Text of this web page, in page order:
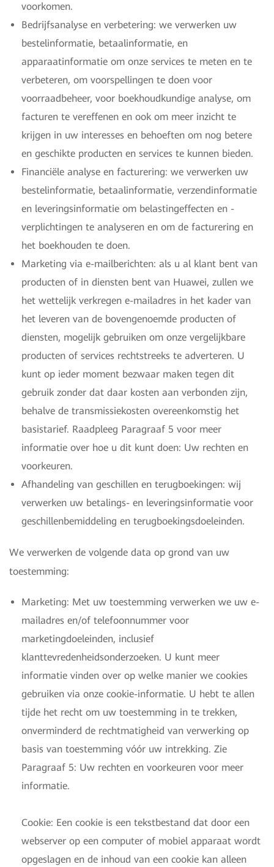
voorkomen.
Bedrijfsanalyse en verbetering: we verwerken uw
bestelinformatie, betaalinformatie, en
apparaatinformatie om onze services te meten en te
verbeteren, om voorspellingen te doen voor
voorraadbeheer, voor boekhoudkundige analyse, om
facturen te vereffenen en ook om meer inzicht te
krijgen in uw interesses en behoeften om nog betere
en geschikte producten en services te kunnen bieden.
Financiële analyse en facturering: we verwerken uw
bestelinformatie, betaalinformatie, verzendinformatie
en leveringsinformatie om belastingeffecten en -
verplichtingen te analyseren en om de facturering en
het boekhouden te doen.
Marketing via e-mailberichten: als u al klant bent van
producten of in diensten bent van Huawei, zullen we
het wettelijk verkregen e-mailadres in het kader van
het leveren van de bovengenoemde producten of
diensten, mogelijk gebruiken om onze vergelijkbare
producten of services rechtstreeks te adverteren. U
kunt op ieder moment bezwaar maken tegen dit
gebruik zonder dat daar kosten aan verbonden zijn,
behalve de transmissiekosten overeenkomstig het
basistarief. Raadpleeg Paragraaf 5 voor meer
informatie over hoe u dit kunt doen: Uw rechten en
voorkeuren.
Afhandeling van geschillen en terugboekingen: wij
verwerken uw betalings- en leveringsinformatie voor
geschillenbemiddeling en terugboekingsdoeleinden.
We verwerken de volgende data op grond van uw
toestemming:
Marketing: Met uw toestemming verwerken we uw e-
mailadres en/of telefoonnummer voor
marketingdoeleinden, inclusief
klanttevredenheidsonderzoeken. U kunt meer
informatie vinden over op welke manier we cookies
gebruiken via onze cookie-informatie. U hebt te allen
tijde het recht om uw toestemming in te trekken,
onverminderd de rechtmatigheid van verwerking op
basis van toestemming vóór uw intrekking. Zie
Paragraaf 5: Uw rechten en voorkeuren voor meer
informatie.
Cookie: Een cookie is een tekstbestand dat door een
webserver op een computer of mobiel apparaat wordt
opgeslagen en de inhoud van een cookie kan alleen